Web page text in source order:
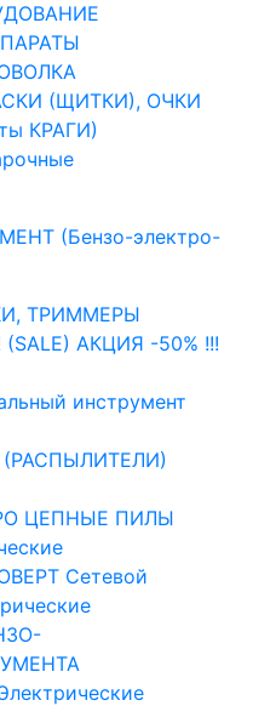
(ЩИТКИ), ОЧКИ
КРАГИ)
(Бензо-электро-
ТРИММЕРЫ
АКЦИЯ -50% !!!
инструмент
ЦЕПНЫЕ ПИЛЫ
Сетевой